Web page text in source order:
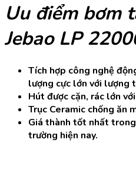
Uu điểm bơm
Jebao LP
Tích hợp công nghệ
lượng cực lớn với lượng
Hút được cặn, rác lớn
Trục Ceramic chống ăn
Giá thành tốt nhất
trường hiện nay.